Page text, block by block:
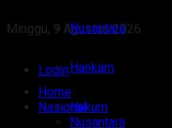
Minggu, 9 Agustus 2026
Login
Nusantara
Hankam
Hukum
Home
Nasional
Nusantara